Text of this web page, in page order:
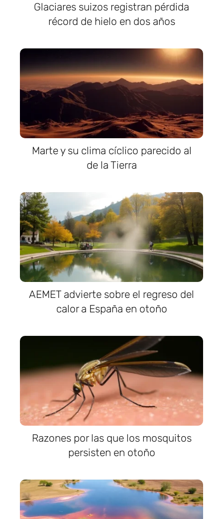
Glaciares suizos registran pérdida
récord de hielo en dos años
Marte y su clima cíclico parecido al
de la Tierra
AEMET advierte sobre el regreso del
calor a España en otoño
Razones por las que los mosquitos
persisten en otoño